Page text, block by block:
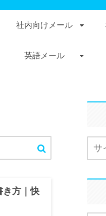
社内向けメール
英語メール
き方｜快